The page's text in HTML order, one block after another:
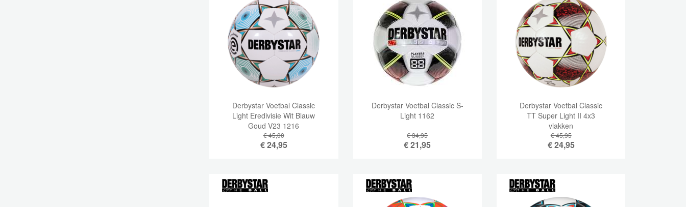
Derbystar Voetbal Classic
Light Eredivisie Wit Blauw
Goud V23 1216
€ 45,00
€24,95
Derbystar Voetbal Classic S-
Light 1162
€ 34,95
€21,95
Derbystar Voetbal Classic
TT Super Light II 4x3
vlakken
€ 45,95
€24,95